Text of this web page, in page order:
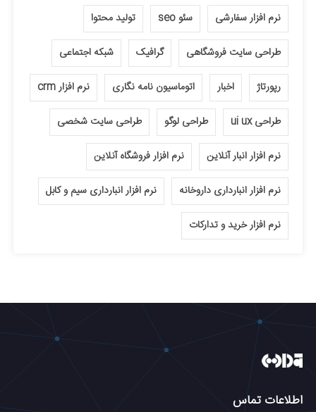
نرم افزار سفارشی سئو seo تولید محتوا
طراحی سایت فروشگاهی گرافیک شبکه اجتماعی
رپورتاژ اخبار اتوماسیون نامه نگاری نرم افزار crm
طراحی ui ux طراحی لوگو طراحی سایت شخصی
نرم افزار انبار آنلاین نرم افزار فروشگاه آنلاین
نرم افزار انبارداری داروخانه نرم افزار انبارداری سیم و کابل
نرم افزار خرید و تدارکات
اطلاعات تماس